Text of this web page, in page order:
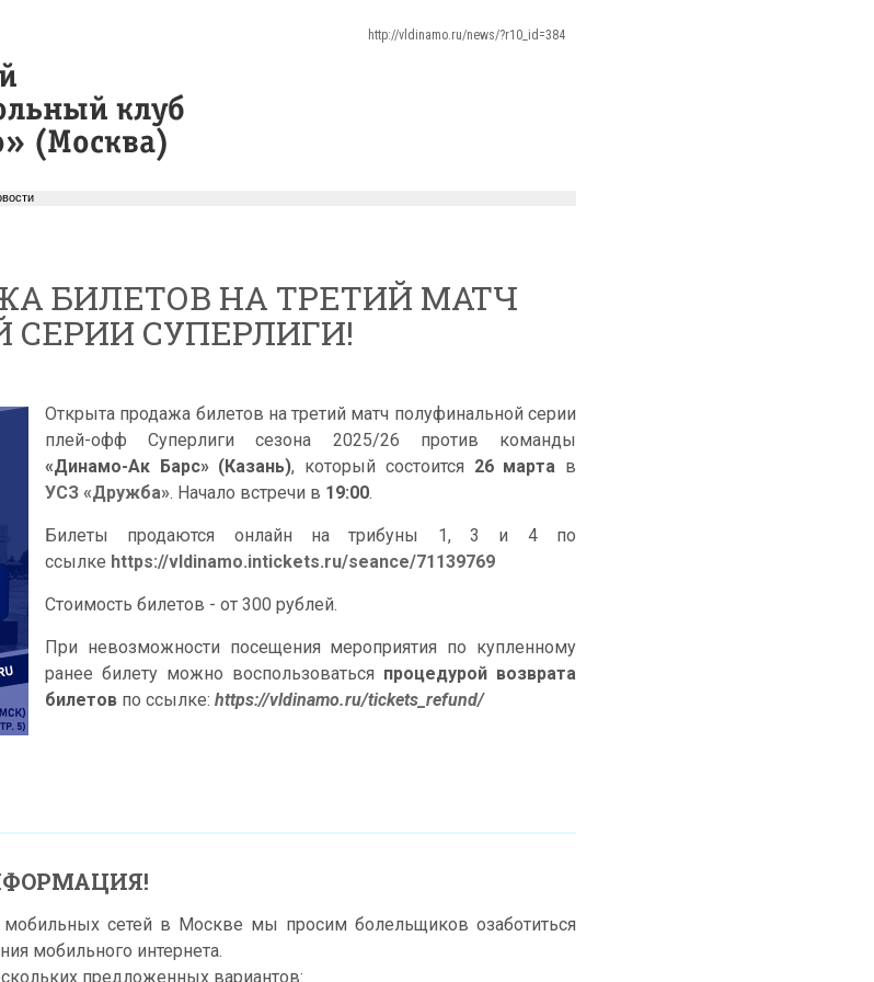
http://vldinamo.ru/news/?r10_id=384
БИЛЕТОВ НА ТРЕТИЙ МАТЧ
СУПЕРЛИГИ!
Открыта продажа билетов на третий матч полуфинальной серии
плей-офф Суперлиги сезона 2025/26 против команды
«Динамо-Ак Барс» (Казань), который состоится 26 марта в
УСЗ «Дружба». Начало встречи в 19:00.
Билеты продаются онлайн на трибуны 1, 3 и 4 по
ссылке https://vldinamo.intickets.ru/seance/71139769
Стоимость билетов - от 300 рублей.
При невозможности посещения мероприятия по купленному
ранее билету можно воспользоваться процедурой возврата
билетов по ссылке: https://vldinamo.ru/tickets_refund/
мобильных сетей в Москве мы просим болельщиков озаботиться
мобильного интернета.
предложенных вариантов: